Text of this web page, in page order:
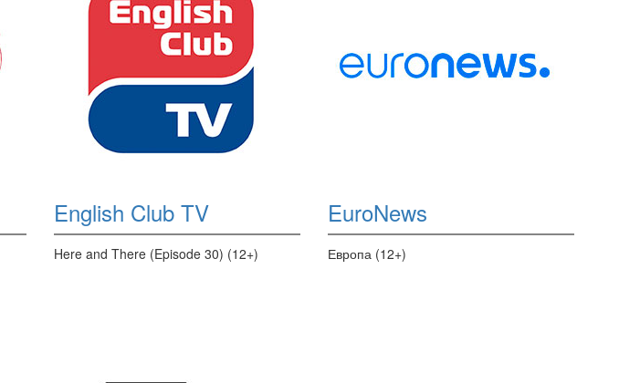
English Club TV
Here and There (Episode 30) (12+)
EuroNews
Европа (12+)